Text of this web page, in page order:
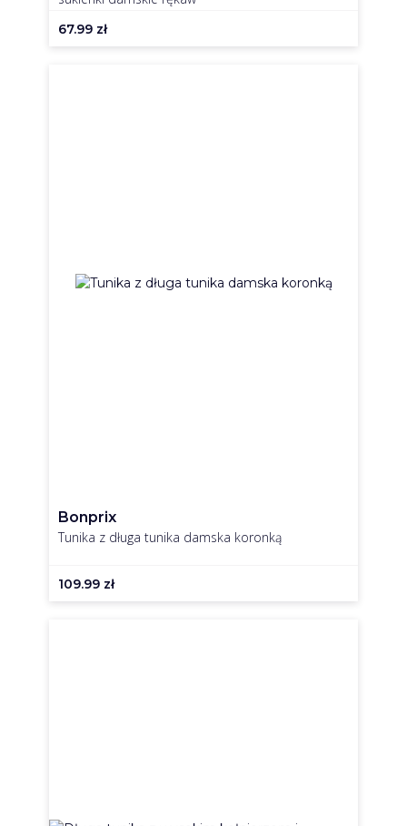
67.99 zł
Bonprix
Tunika z długa tunika damska koronką
109.99 zł